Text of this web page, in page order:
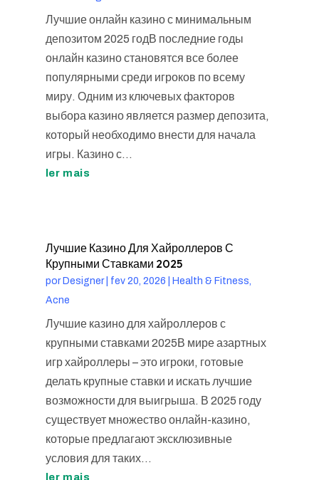
Лучшие онлайн казино с минимальным
депозитом 2025 годВ последние годы
онлайн казино становятся все более
популярными среди игроков по всему
миру. Одним из ключевых факторов
выбора казино является размер депозита,
который необходимо внести для начала
игры. Казино с...
ler mais
Лучшие Казино Для Хайроллеров С
Крупными Ставками 2025
porDesigner| fev 20, 2026
Health & Fitness,
Acne
Лучшие казино для хайроллеров с
крупными ставками 2025В мире азартных
игр хайроллеры – это игроки, готовые
делать крупные ставки и искать лучшие
возможности для выигрыша. В 2025 году
существует множество онлайн-казино,
которые предлагают эксклюзивные
условия для таких...
ler mais